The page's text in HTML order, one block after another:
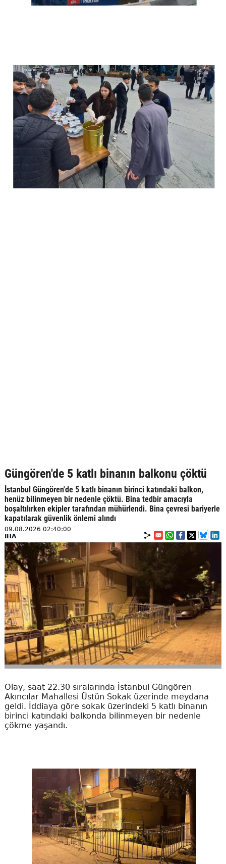
Güngören'de 5 katlı binanın balkonu çöktü
İstanbul Güngören'de 5 katlı binanın birinci katındaki balkon,
henüz bilinmeyen bir nedenle çöktü. Bina tedbir amacıyla
boşaltılırken ekipler tarafından mühürlendi. Bina çevresi bariyerle
kapatılarak güvenlik önlemi alındı
09.08.2026 02:40:00
İHA
Olay, saat 22.30 sıralarında İstanbul Güngören
Akıncılar Mahallesi Üstün Sokak üzerinde meydana
geldi. İddiaya göre sokak üzerindeki 5 katlı binanın
birinci katındaki balkonda bilinmeyen bir nedenle
çökme yaşandı.